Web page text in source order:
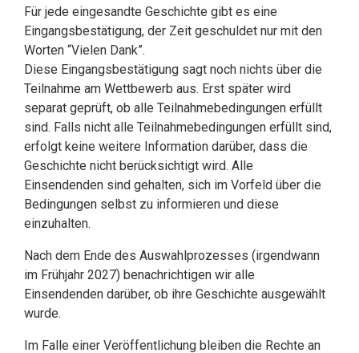
Für jede eingesandte Geschichte gibt es eine
Eingangsbestätigung, der Zeit geschuldet nur mit den
Worten “Vielen Dank”.
Diese Eingangsbestätigung sagt noch nichts über die
Teilnahme am Wettbewerb aus. Erst später wird
separat geprüft, ob alle Teilnahmebedingungen erfüllt
sind. Falls nicht alle Teilnahmebedingungen erfüllt sind,
erfolgt keine weitere Information darüber, dass die
Geschichte nicht berücksichtigt wird. Alle
Einsendenden sind gehalten, sich im Vorfeld über die
Bedingungen selbst zu informieren und diese
einzuhalten.
Nach dem Ende des Auswahlprozesses (irgendwann
im Frühjahr 2027) benachrichtigen wir alle
Einsendenden darüber, ob ihre Geschichte ausgewählt
wurde.
Im Falle einer Veröffentlichung bleiben die Rechte an